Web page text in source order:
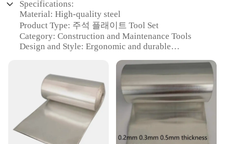
Specifications:
Material: High-quality steel
Product Type: 주석 플래이트 Tool Set
Category: Construction and Maintenance Tools
Design and Style: Ergonomic and durable
Performance and Property: Precision-engineered for
optimal performance
Parts and Accessories: Comprehensive set of tools
for versatile use
**Precision and Durability**